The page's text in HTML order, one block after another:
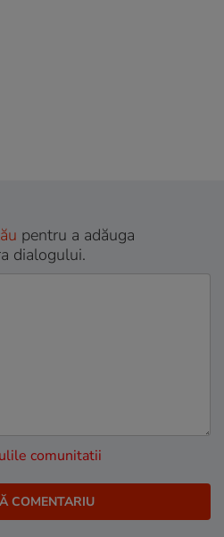
pentru a adăuga
dialogului.
comunitatii